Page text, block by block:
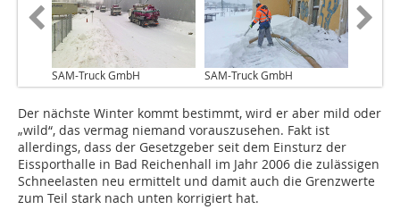
SAM-Truck GmbH SAM-Truck GmbH
Der nächste Winter kommt bestimmt, wird er aber mild oder
„wild“, das vermag niemand vorauszusehen. Fakt ist
allerdings, dass der Gesetzgeber seit dem Einsturz der
Eissporthalle in Bad Reichenhall im Jahr 2006 die zulässigen
Schneelasten neu ermittelt und damit auch die Grenzwerte
zum Teil stark nach unten korrigiert hat.